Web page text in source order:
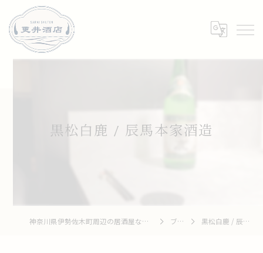
黒松白鹿 / 辰馬本家酒造
神奈川県伊勢佐木町周辺の居酒屋なら和牛 To 釆菜 更井酒店 ブログ 黒松白鹿 / 辰馬本家酒造